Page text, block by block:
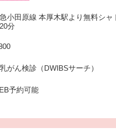
小田原線 本厚木駅より無料シャ
分
がん検診（DWIBSサーチ）
予約可能